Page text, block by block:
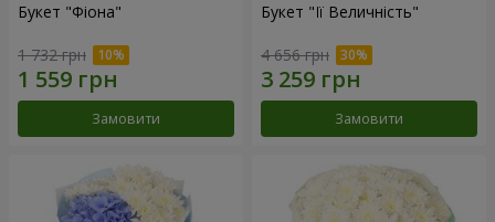
Букет "Фіона"
1 732 грн
Замовити
Букет "Її Величність"
4 656 грн
Замовити